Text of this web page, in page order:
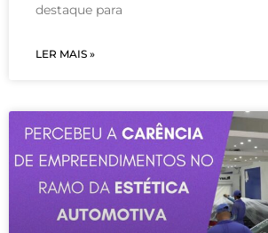
destaque para
LER MAIS »